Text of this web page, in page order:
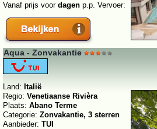
Vanaf prijs voor dagen p.p. Vervoer:
Aqua - Zonvakantie
Land: Italië
Regio: Venetiaanse Rivièra
Plaats: Abano Terme
Categorie: Zonvakantie, 3 sterren
Aanbieder: TUI